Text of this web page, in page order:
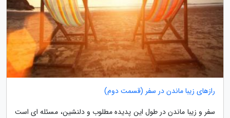
رازهای زیبا ماندن در سفر (قسمت دوم)
سفر و زیبا ماندن در طول این پدیده مطلوب و دلنشین، مسئله ای است